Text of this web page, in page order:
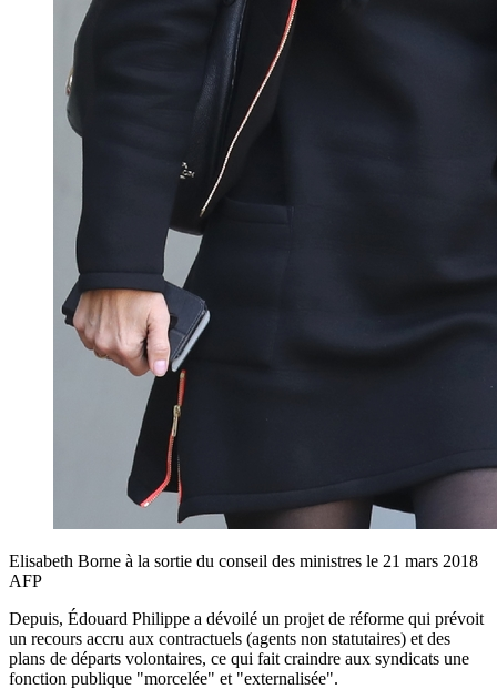
Elisabeth Borne à la sortie du conseil des ministres le 21 mars 2018
AFP
Depuis, Édouard Philippe a dévoilé un projet de réforme qui prévoit
un recours accru aux contractuels (agents non statutaires) et des
plans de départs volontaires, ce qui fait craindre aux syndicats une
fonction publique "morcelée" et "externalisée".